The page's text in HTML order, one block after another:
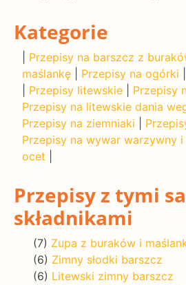
Kategorie
Przepisy na barszcz z
maślankę
Przepisy na ogórki
Przepisy litewskie Przepisy
Przepisy na litewskie dania
Przepisy na ziemniaki
Przepisy na wywar warzywny
ocet
Przepisy z tymi
składnikami
(7) Zupa z buraków i
(6) Zimny słodki barszcz
(6) Litewski zimny barszcz